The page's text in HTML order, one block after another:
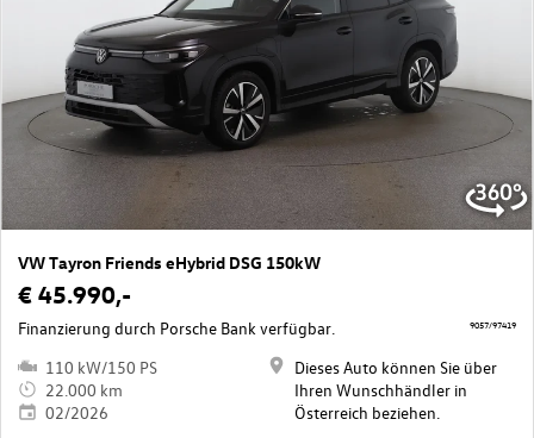
VW Tayron Friends eHybrid DSG 150kW
€ 45.990,-
Finanzierung durch Porsche Bank verfügbar.
110 kW/150 PS
22.000 km
02/2026
Dieses Auto können Sie über
Ihren Wunschhändler in
Österreich beziehen.
9057/97419